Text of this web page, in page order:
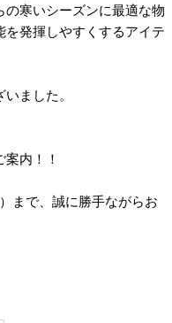
寒いシーズンに最適な物
発揮しやすくするアイテ
ました。
内！！
まで、誠に勝手ながらお